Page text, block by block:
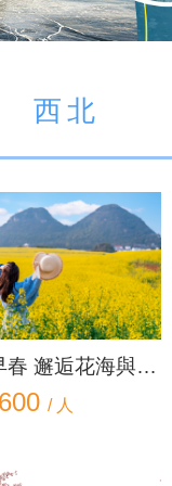
西北
春 邂逅花海與梯
田8天之旅
/ 人